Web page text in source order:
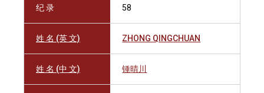
纪 录 58
姓 名 (英 文) ZHONG QINGCHUAN
姓 名 (中 文) 锺晴川